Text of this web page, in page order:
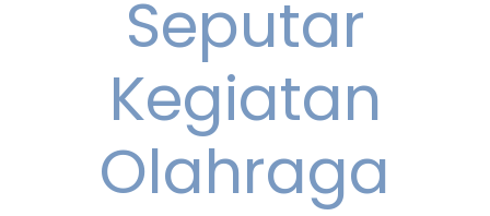
Seputar
Kegiatan
Olahraga